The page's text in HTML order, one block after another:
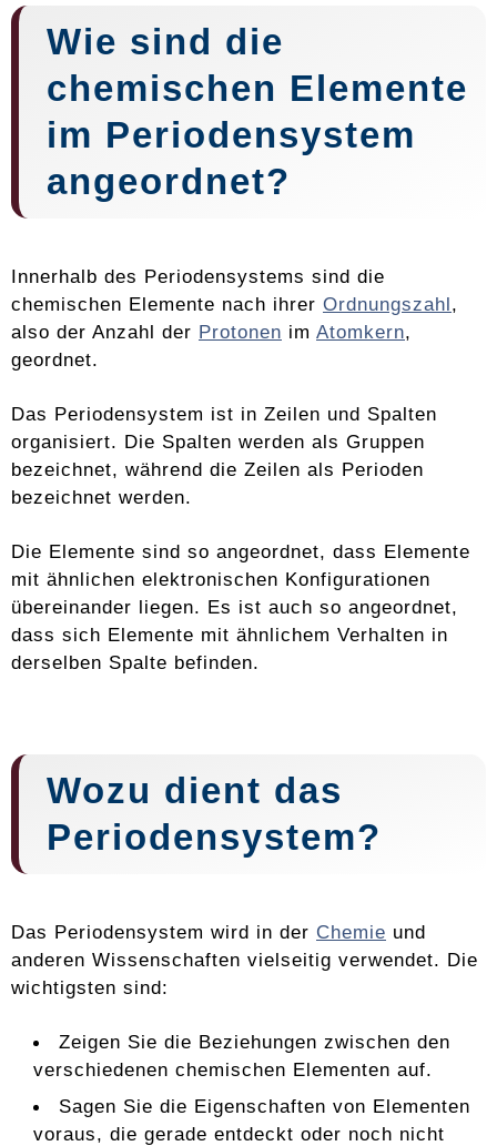
Wie sind die
chemischen Elemente
im Periodensystem
angeordnet?
Innerhalb des Periodensystems sind die
chemischen Elemente nach ihrer Ordnungszahl,
also der Anzahl der Protonen im Atomkern,
geordnet.
Das Periodensystem ist in Zeilen und Spalten
organisiert. Die Spalten werden als Gruppen
bezeichnet, während die Zeilen als Perioden
bezeichnet werden.
Die Elemente sind so angeordnet, dass Elemente
mit ähnlichen elektronischen Konfigurationen
übereinander liegen. Es ist auch so angeordnet,
dass sich Elemente mit ähnlichem Verhalten in
derselben Spalte befinden.
Wozu dient das
Periodensystem?
Das Periodensystem wird in der Chemie und
anderen Wissenschaften vielseitig verwendet. Die
wichtigsten sind:
Zeigen Sie die Beziehungen zwischen den
verschiedenen chemischen Elementen auf.
Sagen Sie die Eigenschaften von Elementen
voraus, die gerade entdeckt oder noch nicht